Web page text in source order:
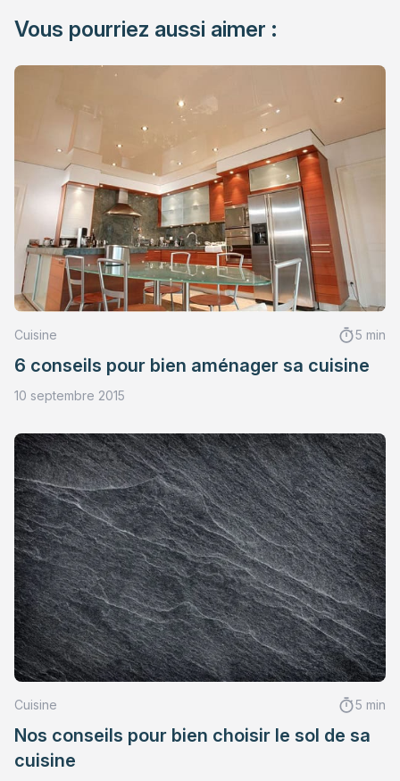
Vous pourriez aussi aimer :
Cuisine 5 min
6 conseils pour bien aménager sa cuisine
10 septembre 2015
Cuisine 5 min
Nos conseils pour bien choisir le sol de sa
cuisine